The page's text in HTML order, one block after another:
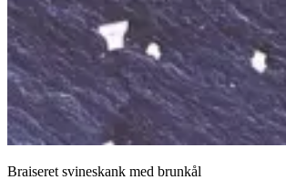
Braiseret svineskank med brunkål